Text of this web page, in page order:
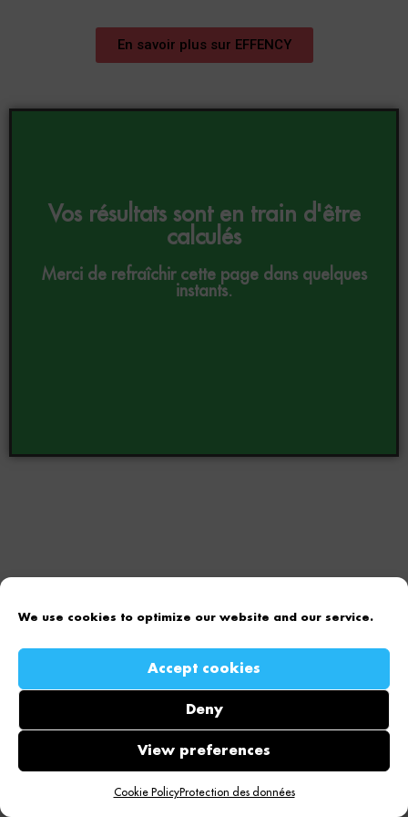
We use cookies to optimize our website and our service.
Accept cookies
Deny
View preferences
Cookie PolicyProtection des données
En savoir plus sur EFFENCY
Vos résultats sont en train d'être
calculés
Merci de refraîchir cette page dans quelques
instants.